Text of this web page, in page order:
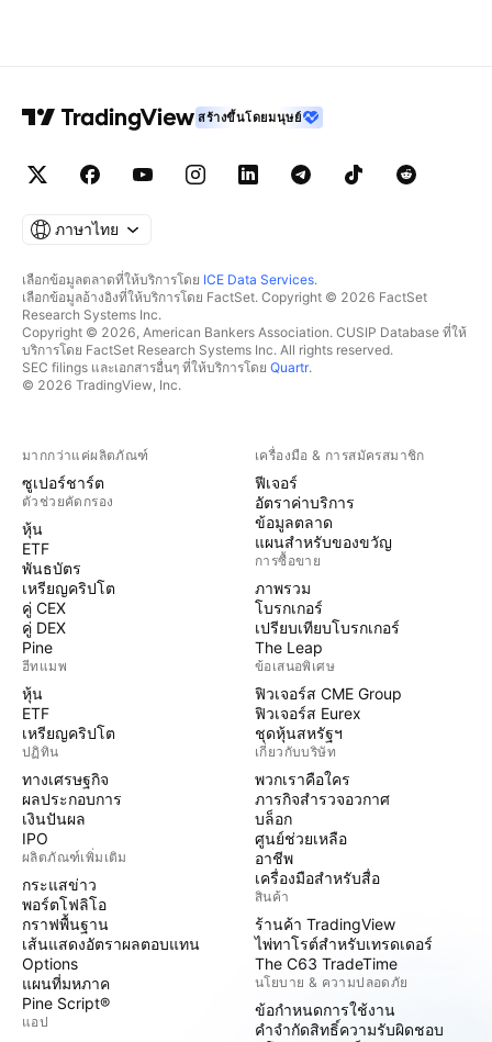
สร้างขึ้นโดยมนุษย์
ภาษาไทย
เลือกข้อมูลตลาดที่ให้บริการโดย ICE Data Services.
เลือกข้อมูลอ้างอิงที่ให้บริการโดย FactSet. Copyright © 2026 FactSet
Research Systems Inc.
Copyright © 2026, American Bankers Association. CUSIP Database ที่ให้
บริการโดย FactSet Research Systems Inc. All rights reserved.
SEC filings และเอกสารอื่นๆ ที่ให้บริการโดย Quartr.
© 2026 TradingView, Inc.
มากกว่าแค่ผลิตภัณฑ์
ซูเปอร์ชาร์ต
ตัวช่วยคัดกรอง
หุ้น
ETF
พันธบัตร
เหรียญคริปโต
คู่ CEX
คู่ DEX
Pine
ฮีทแมพ
หุ้น
ETF
เหรียญคริปโต
ปฏิทิน
ทางเศรษฐกิจ
ผลประกอบการ
เงินปันผล
IPO
ผลิตภัณฑ์เพิ่มเติม
กระแสข่าว
พอร์ตโฟลิโอ
กราฟพื้นฐาน
เส้นแสดงอัตราผลตอบแทน
Options
แผนที่มหภาค
Pine Script®
แอป
เครื่องมือ & การสมัครสมาชิก
ฟีเจอร์
อัตราค่าบริการ
ข้อมูลตลาด
แผนสำหรับของขวัญ
การซื้อขาย
ภาพรวม
โบรกเกอร์
เปรียบเทียบโบรกเกอร์
The Leap
ข้อเสนอพิเศษ
ฟิวเจอร์ส CME Group
ฟิวเจอร์ส Eurex
ชุดหุ้นสหรัฐฯ
เกี่ยวกับบริษัท
พวกเราคือใคร
ภารกิจสำรวจอวกาศ
บล็อก
ศูนย์ช่วยเหลือ
อาชีพ
เครื่องมือสำหรับสื่อ
สินค้า
ร้านค้า TradingView
ไพ่ทาโรต์สำหรับเทรดเดอร์
The C63 TradeTime
นโยบาย & ความปลอดภัย
ข้อกำหนดการใช้งาน
คำจำกัดสิทธิ์ความรับผิดชอบ